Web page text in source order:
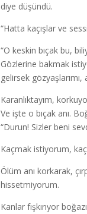
diye düşündü.
“Hatta kaçışlar ve
“O keskin bıçak bu,
Gözlerine bakmak
gelirsek gözyaşlarımı,
Karanlıktayım,
Ve işte o bıçak anı.
“Durun! Sizler beni
Kaçmak istiyorum,
Ölüm anı korkarak,
hissetmiyorum.
Kanlar fışkırıyor